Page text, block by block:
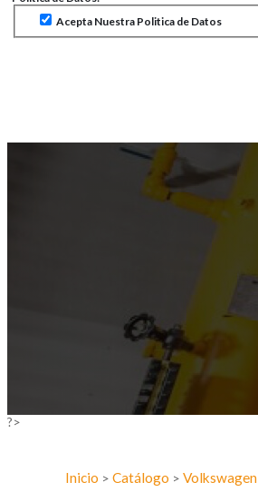
Acepta Nuestra Politica de Datos
?>
Inicio > Catálogo > Volkswagen